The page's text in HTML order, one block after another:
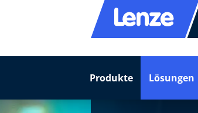
Produkte Lösungen